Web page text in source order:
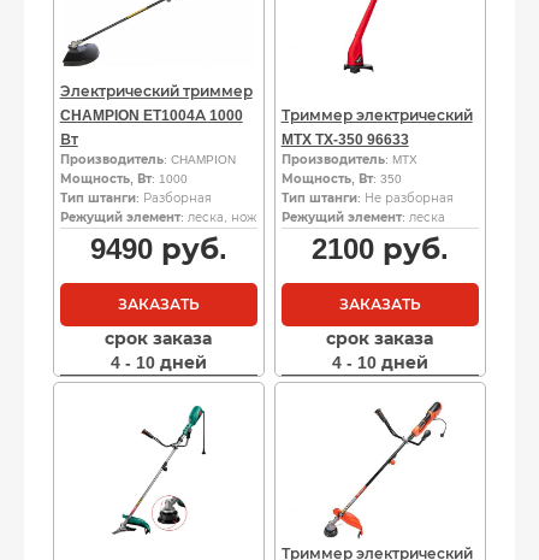
Электрический триммер
CHAMPION ET1004А 1000
Вт
Производитель: CHAMPION
Мощность, Вт: 1000
Тип штанги: Разборная
Режущий элемент: леска, нож
9490руб.
ЗАКАЗАТЬ
срок заказа
4 - 10 дней
Триммер электрический
MTX TX-350 96633
Производитель: MTX
Мощность, Вт: 350
Тип штанги: Не разборная
Режущий элемент: леска
2100руб.
ЗАКАЗАТЬ
срок заказа
4 - 10 дней
Триммер электрический